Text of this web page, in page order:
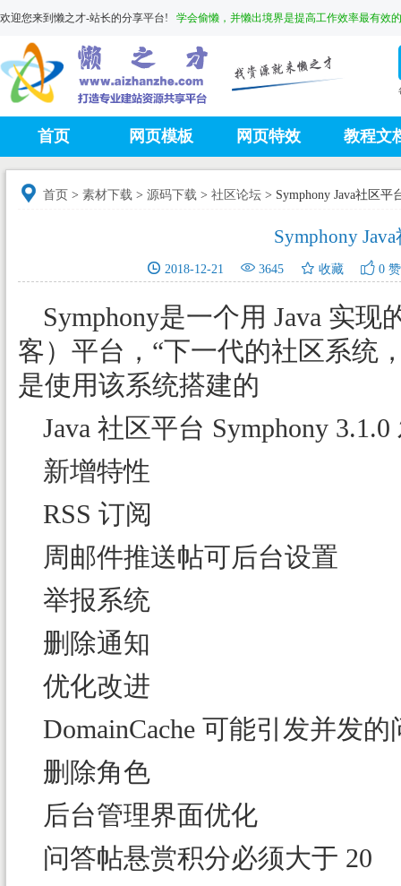
欢迎您来到懒之才-站长的分享平台! 学会偷懒，并懒出境界是提高工作效率最有效
首页 网页模板 网页特效 教程文
 首页 > 素材下载 > 源码下载 > 社区论坛 > Symphony Java社区平
Symphony
 2018-12-21  3645  收藏  0
Symphony是一个用 Java 实
客）平台，“下一代的社区系统
是使用该系统搭建的
Java 社区平台 Symphony
新增特性
RSS 订阅
周邮件推送帖可后台设置
举报系统
删除通知
优化改进
DomainCache 可能引发并发的
删除角色
后台管理界面优化
问答帖悬赏积分必须大于 20